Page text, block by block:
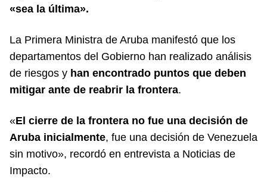
«sea la última».
La Primera Ministra de Aruba manifestó que los
departamentos del Gobierno han realizado análisis
de riesgos y han encontrado puntos que deben
mitigar ante de reabrir la frontera.
«El cierre de la frontera no fue una decisión de
Aruba inicialmente, fue una decisión de Venezuela
sin motivo», recordó en entrevista a Noticias de
Impacto.